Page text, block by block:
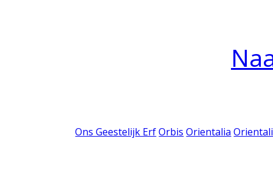
Ons Geestelijk Erf Orbis Orientalia